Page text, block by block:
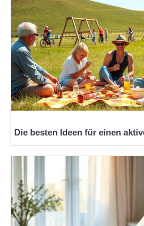
Die besten Ideen für einen